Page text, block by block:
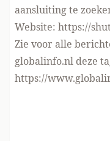
aansluiting te
Website: https://
Zie voor alle
globalinfo.nl deze
https://